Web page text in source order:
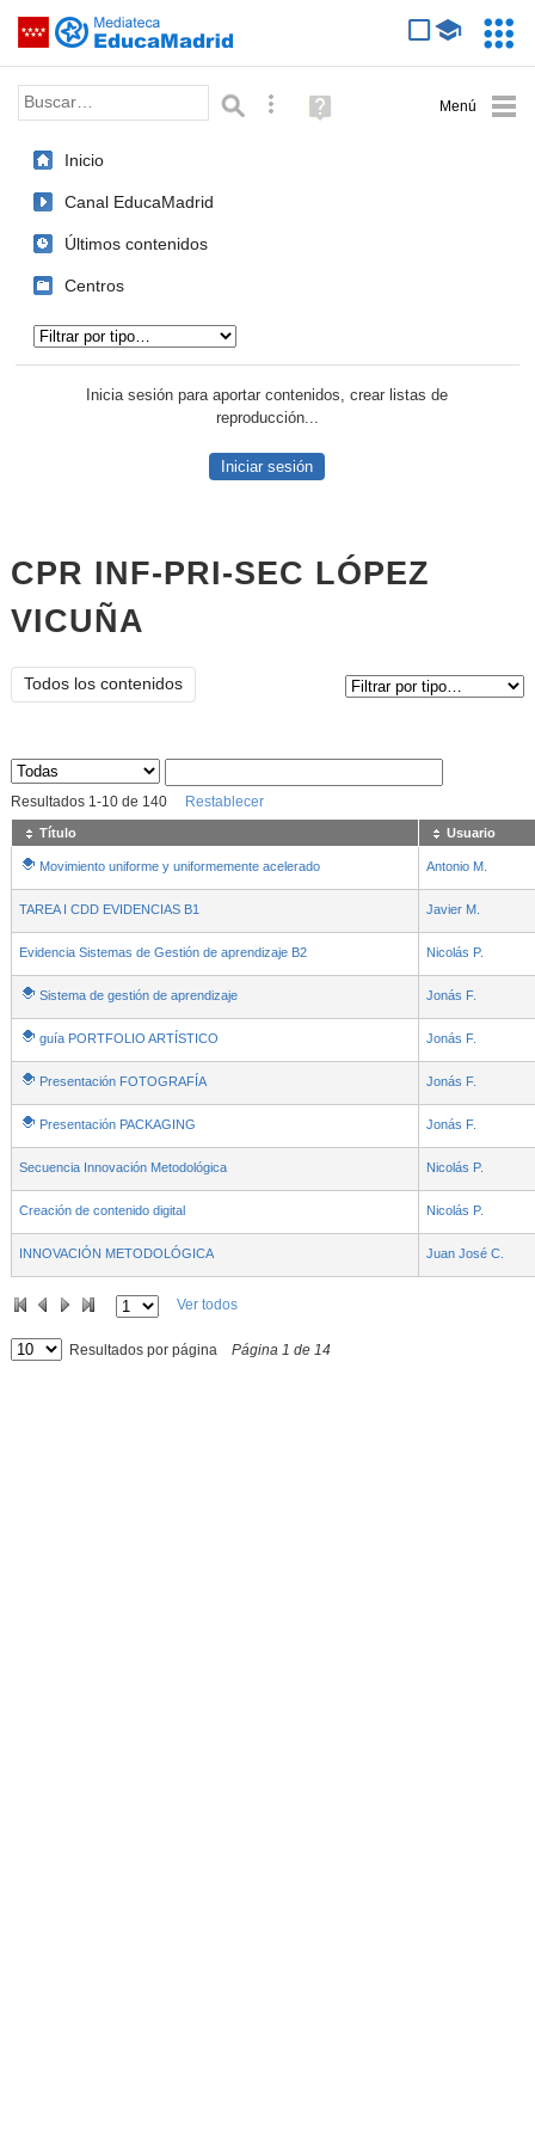
Saltar navegación
Palabra o frase: Búsqueda avanzada
Ayuda
(en
Inicio
Canal EducaMadrid
Últimos contenidos
Centros
Inicia sesión para aportar contenidos, crear listas de
reproducción...
Iniciar sesión
CPR INF-PRI-SEC LÓPEZ
VICUÑA
Todos los contenidos
Sus archivos
Resultados 1 -10de 140 Restablecer
Título Usuario
Movimiento uniforme y uniformemente acelerado Antonio M.
TAREA I CDD EVIDENCIAS B1 Javier M.
Evidencia Sistemas de Gestión de aprendizaje B2 Nicolás P.
Sistema de gestión de aprendizaje Jonás F.
guía PORTFOLIO ARTÍSTICO Jonás F.
Presentación FOTOGRAFÍA Jonás F.
Presentación PACKAGING Jonás F.
Secuencia Innovación Metodológica Nicolás P.
Creación de contenido digital Nicolás P.
INNOVACIÓN METODOLÓGICA Juan José C.
Ver todos
Resultados por página Página 1 de 14